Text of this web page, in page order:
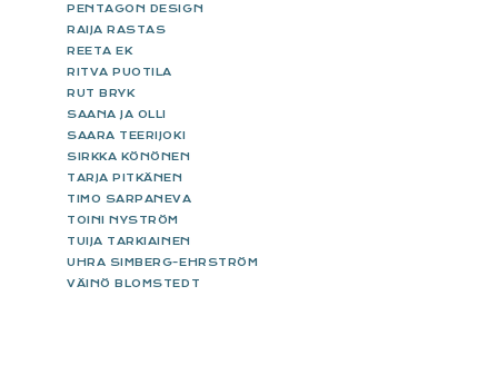
PENTAGON DESIGN
RAIJA RASTAS
REETA EK
RITVA PUOTILA
RUT BRYK
SAANA JA OLLI
SAARA TEERIJOKI
SIRKKA KÖNÖNEN
TARJA PITKÄNEN
TIMO SARPANEVA
TOINI NYSTRÖM
TUIJA TARKIAINEN
UHRA SIMBERG-EHRSTRÖM
VÄINÖ BLOMSTEDT